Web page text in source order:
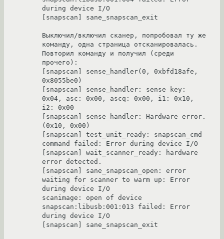
during device I/O
[snapscan] sane_snapscan_exit
Выключил/включил сканер, попробовал ту же
команду, одна страница отсканировалась.
Повторил команду и получил (среди
прочего):
[snapscan] sense_handler(0, 0xbfd18afe,
0x8055be0)
[snapscan] sense_handler: sense key:
0x04, asc: 0x00, ascq: 0x00, i1: 0x10,
i2: 0x00
[snapscan] sense_handler: Hardware error.
(0x10, 0x00)
[snapscan] test_unit_ready: snapscan_cmd
command failed: Error during device I/O
[snapscan] wait_scanner_ready: hardware
error detected.
[snapscan] sane_snapscan_open: error
waiting for scanner to warm up: Error
during device I/O
scanimage: open of device
snapscan:libusb:001:013 failed: Error
during device I/O
[snapscan] sane_snapscan_exit